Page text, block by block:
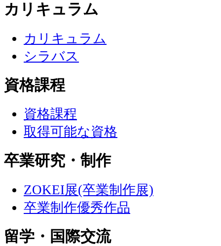
カリキュラム
カリキュラム
シラバス
資格課程
資格課程
取得可能な資格
卒業研究・制作
ZOKEI展(卒業制作展)
卒業制作優秀作品
留学・国際交流